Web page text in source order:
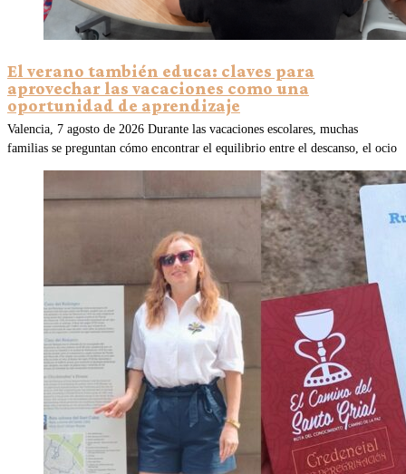
El verano también educa: claves para
aprovechar las vacaciones como una
oportunidad de aprendizaje
Valencia, 7 agosto de 2026 Durante las vacaciones escolares, muchas
familias se preguntan cómo encontrar el equilibrio entre el descanso, el ocio